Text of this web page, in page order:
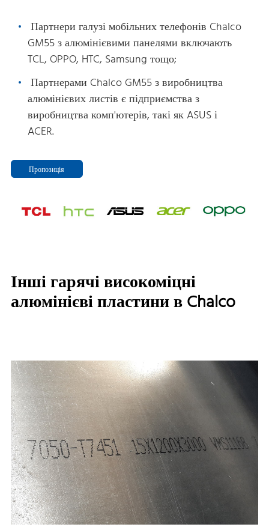
Партнери галузі мобільних телефонів Chalco
GM55 з алюмінієвими панелями включають
TCL, OPPO, HTC, Samsung тощо;
Партнерами Chalco GM55 з виробництва
алюмінієвих листів є підприємства з
виробництва комп'ютерів, такі як ASUS і
ACER.
Пропозиція
Інші гарячі високоміцні
алюмінієві пластини в Chalco